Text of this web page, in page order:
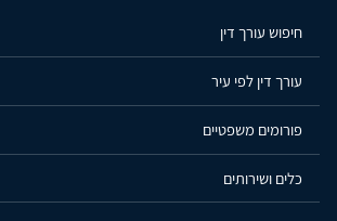
חיפוש עורך דין
עורך דין לפי עיר
פורומים משפטיים
כלים ושירותים